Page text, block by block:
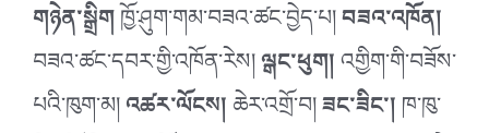
གཉེན་སྒྲིགཁྱོ་ཤུག་གམ་བཟའ་ཚང་བྱེད་པ།བཟའ་འཁོན།
བཟའ་ཚང་དབར་གྱི་འཁོན་རེས།ལྒང་ཕུག།འགྱིག་གི་བཟོས་
པའི་ཁུག་མ།འཚར་ལོངས།ཆེར་འགྲོ་བ།ཟང་ཟིང་།ཁ་ཁུ་